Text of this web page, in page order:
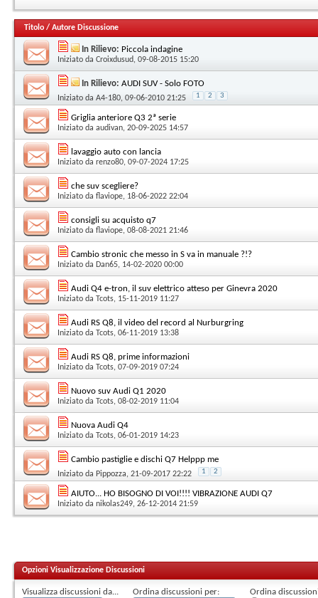
Titolo / Autore Discussione
In Rilievo: Piccola indagine
Iniziato da Croixdusud, 09-08-2015 15:20
In Rilievo: AUDI SUV - Solo FOTO
Iniziato da A4-180, 09-06-2010 21:25 1 2 3
Griglia anteriore Q3 2ª serie
Iniziato da audivan, 20-09-2025 14:57
lavaggio auto con lancia
Iniziato da renzo80, 09-07-2024 17:25
che suv scegliere?
Iniziato da flaviope, 18-06-2022 22:04
consigli su acquisto q7
Iniziato da flaviope, 08-08-2021 21:46
Cambio stronic che messo in S va in manuale ?!?
Iniziato da Dan65, 14-02-2020 00:00
Audi Q4 e-tron, il suv elettrico atteso per Ginevra 2020
Iniziato da Tcots, 15-11-2019 11:27
Audi RS Q8, il video del record al Nurburgring
Iniziato da Tcots, 06-11-2019 13:38
Audi RS Q8, prime informazioni
Iniziato da Tcots, 07-09-2019 07:24
Nuovo suv Audi Q1 2020
Iniziato da Tcots, 08-02-2019 11:04
Nuova Audi Q4
Iniziato da Tcots, 06-01-2019 14:23
Cambio pastiglie e dischi Q7 Helppp me
Iniziato da Pippozza, 21-09-2017 22:22 1 2
AIUTO... HO BISOGNO DI VOI!!!! VIBRAZIONE AUDI Q7
Iniziato da nikolas249, 26-12-2014 21:59
Opzioni Visualizzazione Discussioni
Visualizza discussioni da... Ordina discussioni per:
Ordina